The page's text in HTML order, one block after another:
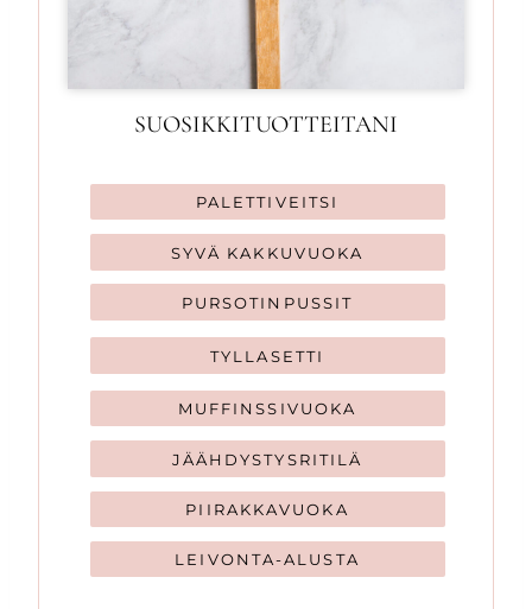
SUOSIKKITUOTTEITANI
PALETTIVEITSI
SYVÄ KAKKUVUOKA
PURSOTINPUSSIT
TYLLASETTI
MUFFINSSIVUOKA
JÄÄHDYSTYSRITILÄ
PIIRAKKAVUOKA
LEIVONTA-ALUSTA